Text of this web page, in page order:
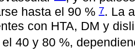
hasta el 90 % 7. La
con HTA, DM y
el 40 y 80 %,